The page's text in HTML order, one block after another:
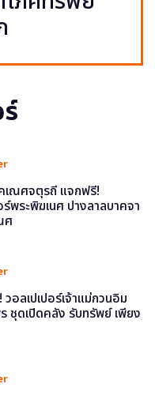
เณศจตุรถี แจกฟรี!
ร์พระพิฆเนศ ปางลาลบาคจา
ศ
วอลเปเปอร์เจ้าแม่กวนอิม
ชุดเปิดคลัง รับทรัพย์ เพียง